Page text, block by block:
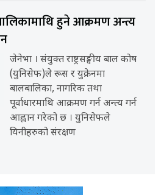
हुने आक्रमण अन्त्य
जेनेभा । संयुक्त राष्ट्रसङ्घीय बाल कोष
(युनिसेफ)ले रूस र युक्रेनमा
बालबालिका, नागरिक तथा
पूर्वाधारमाथि आक्रमण गर्न अन्त्य गर्न
आह्वान गरेको छ । युनिसेफले
यिनीहरुको संरक्षण